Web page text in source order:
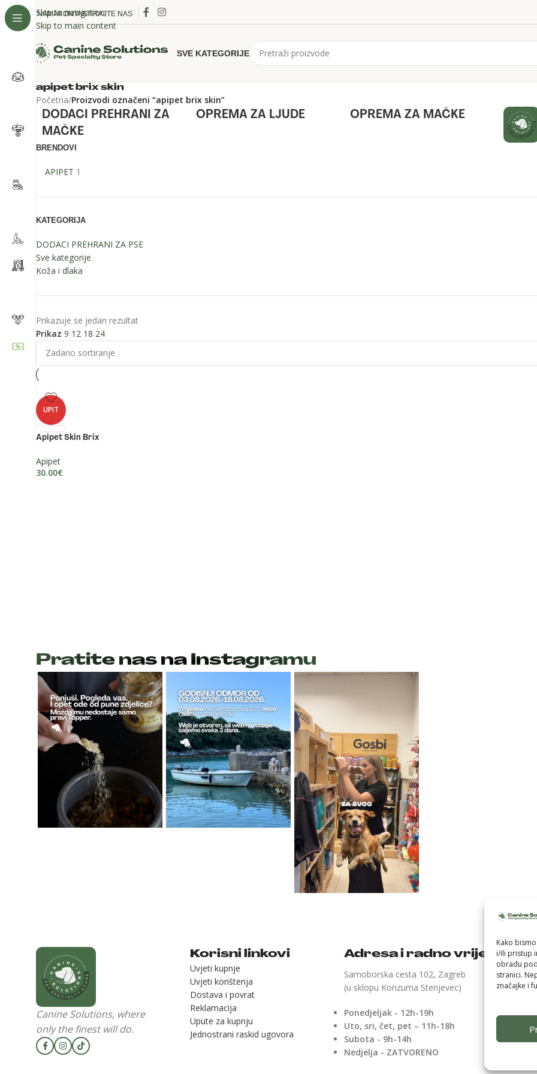
Kako
i/ili pristup
obradu
stranici.
značajke i
Skip to navigation
Skip to main content
Zapratite nas:
O NAMAKONTAKTIRAJTE NAS
SVE KATEGORIJE
apipet brix skin
Početna/Proizvodi označeni “apipet brix skin”
DODACI PREHRANI ZA
MAČKE
OPREMA ZA LJUDE OPREMA ZA MAČKE
BRENDOVI
APIPET 1
KATEGORIJA
DODACI PREHRANI ZA PSE
Sve kategorije
Koža i dlaka
Prikazuje se jedan rezultat
Prikaz 9 12 18 24
UPIT
Apipet Skin Brix
Apipet
30.00€
Pratite nas na Instagramu
Canine Solutions, where
only the finest will do.
Korisni linkovi
Uvjeti kupnje
Uvjeti korištenja
Dostava i povrat
Reklamacija
Upute za kupnju
Jednostrani raskid ugovora
Adresa i radno vrijeme
Samoborska cesta 102, Zagreb
(u sklopu Konzuma Stenjevec)
Ponedjeljak - 12h-19h
Uto, sri, čet, pet – 11h-18h
Subota - 9h-14h
Nedjelja - ZATVORENO